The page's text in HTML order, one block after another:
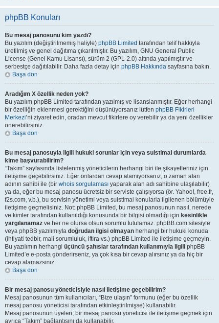
phpBB Konuları
Bu mesaj panosunu kim yazdı?
Bu yazılım (değiştirilmemiş haliyle) phpBB Limited tarafından telif hakkıyla
üretilmiş ve genel dağıtıma çıkarılmıştır. Bu yazılım, GNU General Public
License (Genel Kamu Lisansı), sürüm 2 (GPL-2.0) altında yapılmıştır ve
serbestçe dağıtılabilir. Daha fazla detay için phpBB Hakkında sayfasına bakın.
Başa dön
Aradığım X özellik neden yok?
Bu yazılım phpBB Limited tarafından yazılmış ve lisanslanmıştır. Eğer herhangi
bir özelliğin eklenmesi gerektiğini düşünüyorsanız lütfen phpBB Fikirleri
Merkezi’ni ziyaret edin, oradan mevcut fikirlere oy verebilir ya da yeni özellikler
önerebilirsiniz.
Başa dön
Bu mesaj panosuyla ilgili hukuki sorunlar için veya suistimal durumlarda
kime başvurabilirim?
“Takım” sayfasında listelenmiş yöneticilerin herhangi biri ile şikayetleriniz için
iletişime geçebilirsiniz. Eğer onlardan cevap alamıyorsanız, o zaman alan
adının sahibi ile (bir whois sorgulaması yaparak alan adı sahibine ulaşılabilir)
ya da, eğer bu mesaj panosu ücretsiz bir serviste çalışıyorsa (ör. Yahoo!, free.fr,
f2s.com, v.b.), bu servisin yönetimi veya suistimal konularla ilgilenen bölümüyle
iletişime geçmelisiniz. Not: phpBB Limited, bu mesaj panosunun nasıl, nerede
ve kimler tarafından kullanıldığı konusunda bir bilgisi olmadığı için kesinlikle
yargılanamaz ve her ne olursa olsun sorumlu tutulamaz. phpBB.com sitesiyle
veya phpBB yazılımıyla doğrudan ilgisi olmayan herhangi bir hukuki konuda
(ihtiyati tedbir, mali sorumluluk, iftira vs.) phpBB Limited ile iletişime geçmeyin.
Bu yazılımın herhangi üçüncü şahıslar tarafından kullanımıyla ilgili phpBB
Limited’e e-posta gönderirseniz, ya çok kısa bir cevap alırsınız ya da hiç bir
cevap alamazsınız.
Başa dön
Bir mesaj panosu yöneticisiyle nasıl iletişime geçebilirim?
Mesaj panosunun tüm kullanıcıları, “Bize ulaşın” formunu (eğer bu özellik
mesaj panosu yöneticisi tarafından etkinleştirilmişse) kullanabilir.
Mesaj panosunun üyeleri, bir mesaj panosu yöneticisi ile iletişime geçmek için
ayrıca “Takım” bağlantısını da kullanabilir.